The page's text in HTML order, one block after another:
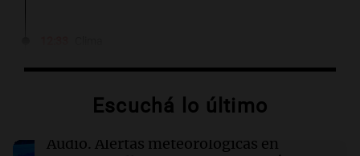
jueves 6 de agosto
El Coro Nacional de Niños se presentó en vivo
Escuchá lo último
Audio. Alertas meteorológicas en